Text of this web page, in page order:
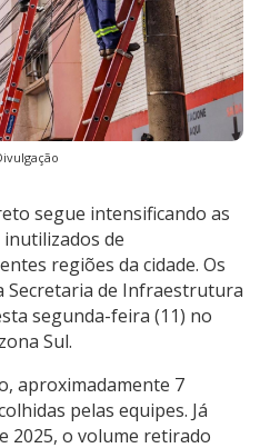
segue intensificando as
de
regiões da cidade. Os
Secretaria de Infraestrutura
segunda-feira (11) no
Sul.
aproximadamente 7
pelas equipes. Já
2025, o volume retirado